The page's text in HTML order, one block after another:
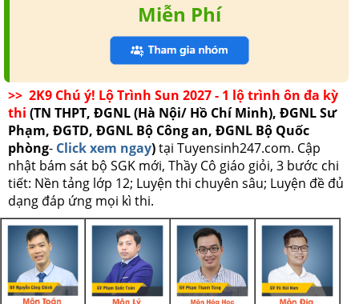
Miễn Phí
>> 2K9 Chú ý! Lộ Trình Sun 2027 - 1 lộ trình ôn đa kỳ
thi (TN THPT, ĐGNL (Hà Nội/ Hồ Chí Minh), ĐGNL Sư
Phạm, ĐGTD, ĐGNL Bộ Công an, ĐGNL Bộ Quốc
phòng- Click xem ngay)tại Tuyensinh247.com. Cập
nhật bám sát bộ SGK mới, Thầy Cô giáo giỏi, 3 bước chi
tiết: Nền tảng lớp 12; Luyện thi chuyên sâu; Luyện đề đủ
dạng đáp ứng mọi kì thi.